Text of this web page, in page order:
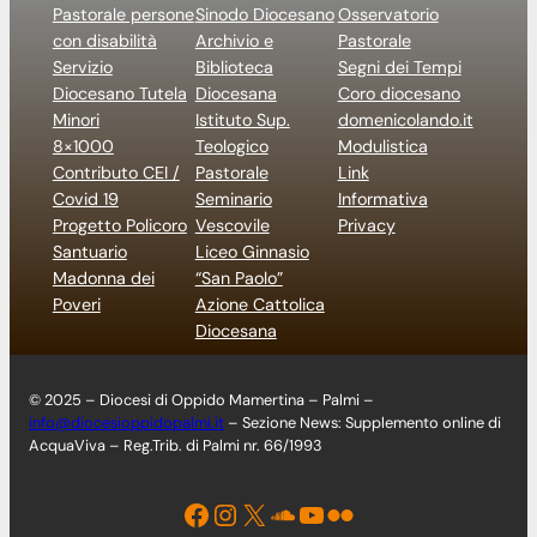
Pastorale persone
con disabilità
Servizio
Diocesano Tutela
Minori
8×1000
Contributo CEI /
Covid 19
Progetto Policoro
Santuario
Madonna dei
Poveri
Sinodo Diocesano
Archivio e
Biblioteca
Diocesana
Istituto Sup.
Teologico
Pastorale
Seminario
Vescovile
Liceo Ginnasio
“San Paolo”
Azione Cattolica
Diocesana
Osservatorio
Pastorale
Segni dei Tempi
Coro diocesano
domenicolando.it
Modulistica
Link
Informativa
Privacy
© 2025 – Diocesi di Oppido Mamertina – Palmi –
info@diocesioppidopalmi.it – Sezione News: Supplemento online di
AcquaViva – Reg.Trib. di Palmi nr. 66/1993
Facebook Instagram X Soundcloud YouTube Flickr